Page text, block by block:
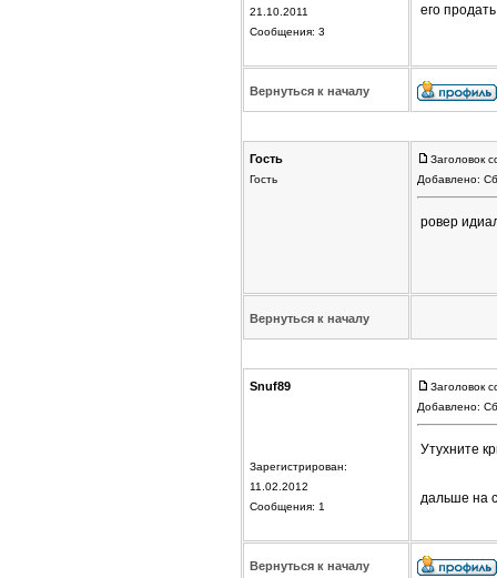
21.10.2011
Сообщения: 3
его
Вернуться к началу
Гость
Гость
Заголовок
Добавлено:
ровер
Вернуться к началу
Snuf89
Зарегистрирован:
11.02.2012
Сообщения: 1
Заголовок
Добавлено:
Утухните
дальше на
Вернуться к началу